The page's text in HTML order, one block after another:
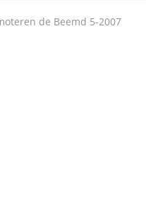
de Beemd 5-2007